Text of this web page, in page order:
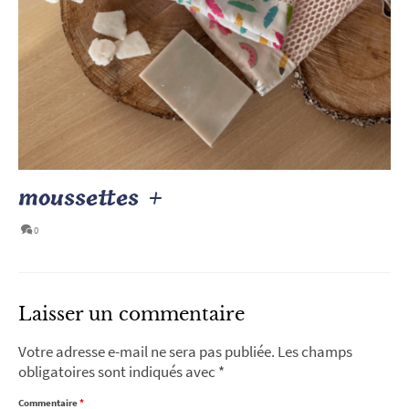
moussettes +
0
Laisser un commentaire
Votre adresse e-mail ne sera pas publiée. Les champs
obligatoires sont indiqués avec *
Commentaire*